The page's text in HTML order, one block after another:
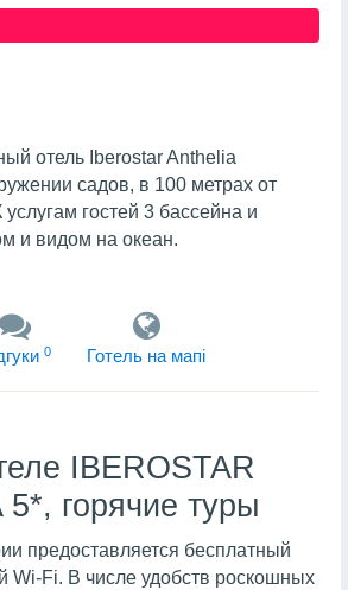
отель Iberostar Anthelia
садов, в 100 метрах от
гостей 3 бассейна и
и видом на океан.
0 Готель на мапi
IBEROSTAR
горячие туры
предоставляется бесплатный
Wi-Fi. В числе удобств роскошных